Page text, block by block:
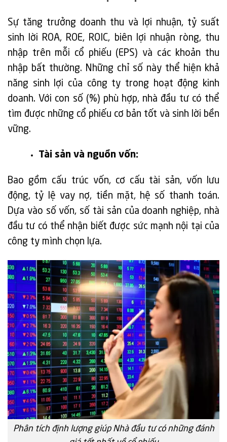
Sự tăng trưởng doanh thu và lợi nhuận, tỷ suất
sinh lời ROA, ROE, ROIC, biên lợi nhuận ròng, thu
nhập trên mỗi cổ phiếu (EPS) và các khoản thu
nhập bất thường. Những chỉ số này thể hiện khả
năng sinh lợi của công ty trong hoạt động kinh
doanh. Với con số (%) phù hợp, nhà đầu tư có thể
tìm được những cổ phiếu cơ bản tốt và sinh lời bền
vững.
Tài sản và nguồn vốn:
Bao gồm cấu trúc vốn, cơ cấu tài sản, vốn lưu
động, tỷ lệ vay nợ, tiền mặt, hệ số thanh toán.
Dựa vào số vốn, số tài sản của doanh nghiệp, nhà
đầu tư có thể nhận biết được sức mạnh nội tại của
công ty mình chọn lựa.
Phân tích định lượng giúp Nhà đầu tư có những đánh